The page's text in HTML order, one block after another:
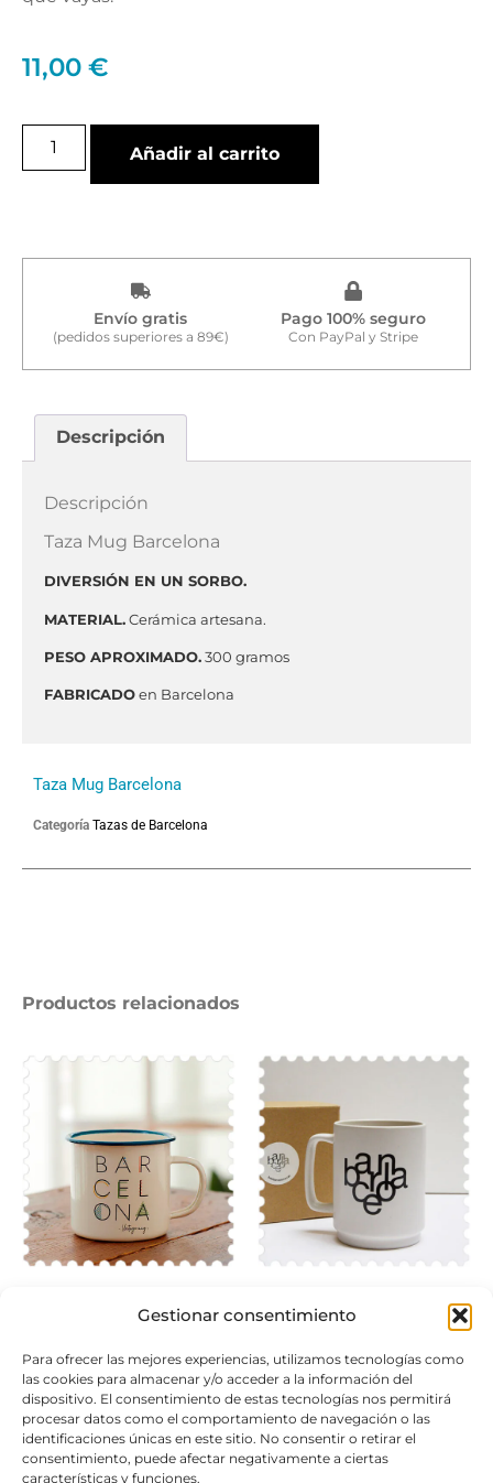
Gestionar consentimiento
Para ofrecer las mejores experiencias, utilizamos tecnologías como
las cookies para almacenar y/o acceder a la información del
dispositivo. El consentimiento de estas tecnologías nos permitirá
procesar datos como el comportamiento de navegación o las
identificaciones únicas en este sitio. No consentir o retirar el
consentimiento, puede afectar negativamente a ciertas
características y funciones.
11,00 €
Añadir al carrito
Envío gratis
(pedidos superiores a 89€)
Pago 100% seguro
Con PayPal y Stripe
Productos relacionados
TAZA VINTAGE
Seleccionar opciones
TAZA DE CAFÉ CON ASA
Añadir al carrito
Descripción
Descripción
Taza Mug Barcelona
DIVERSIÓN EN UN SORBO.
MATERIAL.Cerámica artesana.
PESO APROXIMADO.300 gramos
FABRICADOen Barcelona
Taza Mug Barcelona
Categoría Tazas de Barcelona